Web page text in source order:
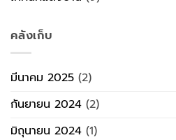
คลังเก็บ
มีนาคม 2025 (2)
กันยายน 2024 (2)
มิถุนายน 2024 (1)